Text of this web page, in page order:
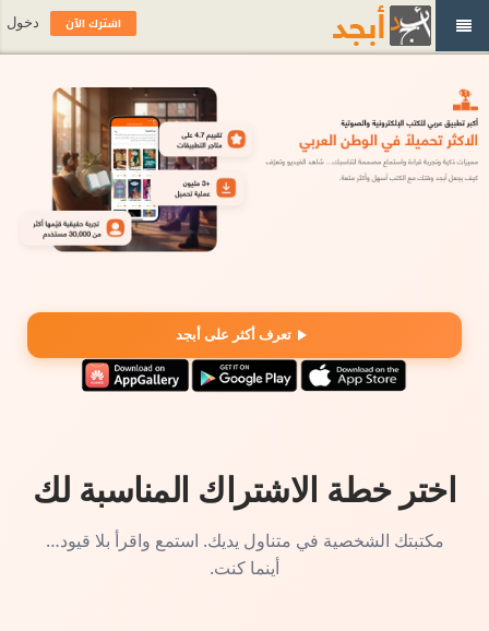
تعرف أكثر على أبجد
اختر خطة الاشتراك المناسبة لك
مكتبتك الشخصية في متناول يديك. استمع واقرأ بلا قيود…
أينما كنت.
اشترك الآن دخول